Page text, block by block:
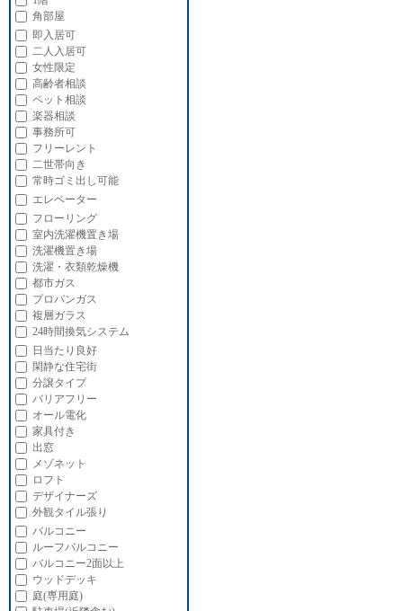
角部屋
即入居可
二人入居可
女性限定
高齢者相談
ペット相談
楽器相談
事務所可
フリーレント
二世帯向き
常時ゴミ出し可能
エレベーター
フローリング
室内洗濯機置き場
洗濯機置き場
洗濯・衣類乾燥機
都市ガス
プロパンガス
複層ガラス
24時間換気システム
日当たり良好
閑静な住宅街
分譲タイプ
バリアフリー
オール電化
家具付き
出窓
メゾネット
ロフト
デザイナーズ
外観タイル張り
バルコニー
ルーフバルコニー
バルコニー2面以上
ウッドデッキ
庭(専用庭)